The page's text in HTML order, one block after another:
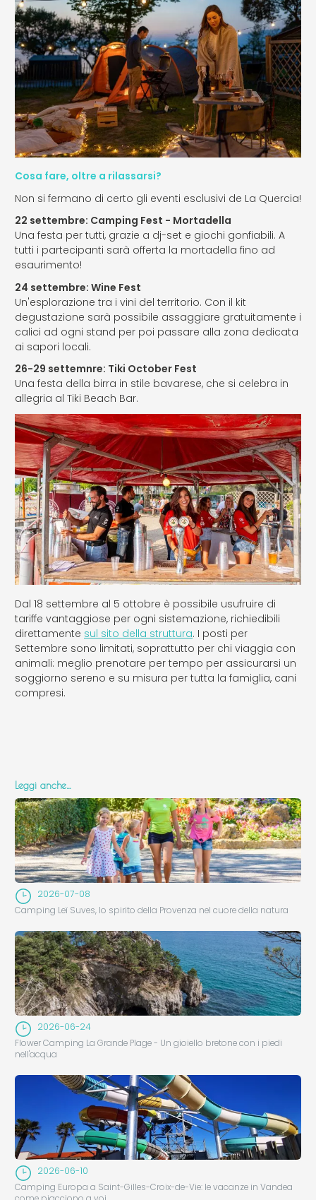
Cosa fare, oltre a rilassarsi?
Non si fermano di certo gli eventi esclusivi de La Quercia!
22 settembre: Camping Fest - Mortadella
Una festa per tutti, grazie a dj-set e giochi gonfiabili. A
tutti i partecipanti sarà offerta la mortadella fino ad
esaurimento!
24 settembre: Wine Fest
Un'esplorazione tra i vini del territorio. Con il kit
degustazione sarà possibile assaggiare gratuitamente i
calici ad ogni stand per poi passare alla zona dedicata
ai sapori locali.
26-29 settemnre: Tiki October Fest
Una festa della birra in stile bavarese, che si celebra in
allegria al Tiki Beach Bar.
Dal 18 settembre al 5 ottobre è possibile usufruire di
tariffe vantaggiose per ogni sistemazione, richiedibili
direttamente sul sito della struttura. I posti per
Settembre sono limitati, soprattutto per chi viaggia con
animali: meglio prenotare per tempo per assicurarsi un
soggiorno sereno e su misura per tutta la famiglia, cani
compresi.
Leggi anche…
2026-07-08
Camping Leï Suves, lo spirito della Provenza nel cuore della natura
2026-06-24
Flower Camping La Grande Plage - Un gioiello bretone con i piedi
nell'acqua
2026-06-10
Camping Europa a Saint-Gilles-Croix-de-Vie: le vacanze in Vandea